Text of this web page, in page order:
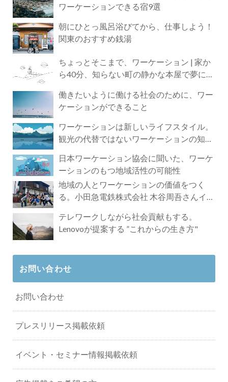
ワーケーションできる宿9選
朝にひとっ風呂浴びてから、仕事しよう！
関東のおすすめ銭湯
ちょっとそこまで、ワーケーション | 家か
ら40分、知らない町の静かな本屋で夢に近
働きたいように働ける社会のために、ワー
ケーションができること
ワーケーションは新しいライフスタイル。
観光の代替ではないワーケーションの知ら
日本ワーケーション協会に聞いた、ワーケ
ーションのもつ地域活性の可能性
地域の人とワーケーションの価値をつく
る。小田急電鉄株式会社 木谷周吾さんイン
テレワークしながら社会貢献もする。
Lenovoが提案する ”これからの生き方"
お問い合わせ
お問い合わせ
プレスリリース掲載依頼
イベント・セミナー情報掲載依頼